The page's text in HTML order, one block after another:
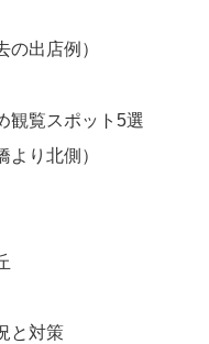
の出店例）
観覧スポット5選
り北側）
と対策